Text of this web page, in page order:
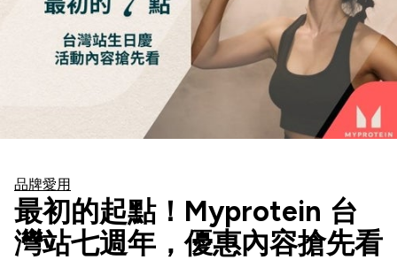
品牌愛用
最初的起點！Myprotein 台
灣站七週年，優惠內容搶先看